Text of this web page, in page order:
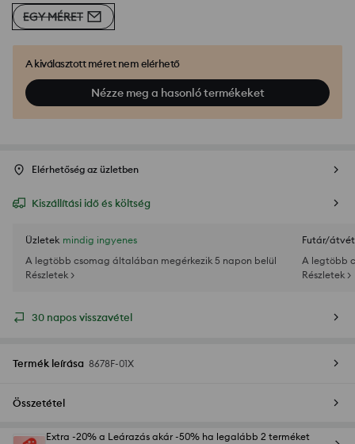
EGY MÉRET
A kiválasztott méret nem elérhető
Nézze meg a hasonló termékeket
Elérhetőség az üzletben
Kiszállítási idő és költség
Üzletek mindig ingyenes
A legtöbb csomag általában megérkezik 5 napon belül
Részletek >
Futár/
A legtöbb
Részletek >
30 napos visszavétel
Termék leírása 8678F-01X
Összetétel
Extra -20% a Leárazás akár -50% ha legalább 2 terméket